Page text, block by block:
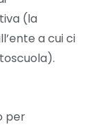
(la
a cui ci
per